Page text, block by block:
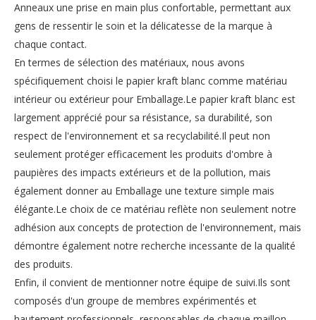
Anneaux une prise en main plus confortable, permettant aux
gens de ressentir le soin et la délicatesse de la marque à
chaque contact.
En termes de sélection des matériaux, nous avons
spécifiquement choisi le papier kraft blanc comme matériau
intérieur ou extérieur pour Emballage.Le papier kraft blanc est
largement apprécié pour sa résistance, sa durabilité, son
respect de l'environnement et sa recyclabilité.Il peut non
seulement protéger efficacement les produits d'ombre à
paupières des impacts extérieurs et de la pollution, mais
également donner au Emballage une texture simple mais
élégante.Le choix de ce matériau reflète non seulement notre
adhésion aux concepts de protection de l'environnement, mais
démontre également notre recherche incessante de la qualité
des produits.
Enfin, il convient de mentionner notre équipe de suivi.Ils sont
composés d'un groupe de membres expérimentés et